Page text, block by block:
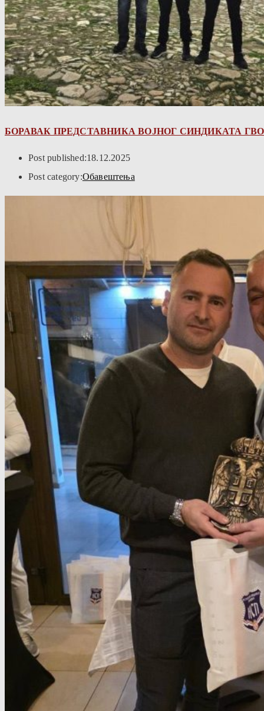
БОРАВАК ПРЕДСТАВНИКА ВОЈНОГ СИНДИКАТА
Post published:18.12.2025
Post category:Обавештења